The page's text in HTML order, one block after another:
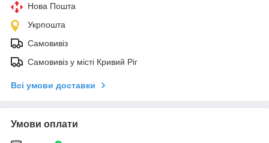
Нова Пошта
Укрпошта
Самовивіз
Самовивіз у місті Кривий Ріг
Всі умови доставки
Умови оплати